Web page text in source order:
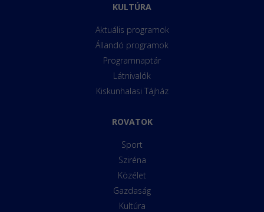
KULTÚRA
Aktuális programok
Állandó programok
Programnaptár
Látnivalók
Kiskunhalasi Tájház
ROVATOK
Sport
Sziréna
Közélet
Gazdaság
Kultúra